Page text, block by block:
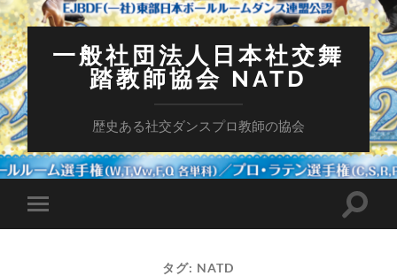
一般社団法人日本社交舞
踏教師協会 NATD
歴史ある社交ダンスプロ教師の協会
モ
バ
検
タグ: NATD